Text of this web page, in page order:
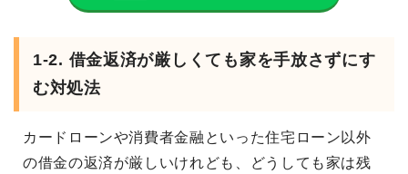
1-2. 借金返済が厳しくても家を手放さずにす
む対処法
カードローンや消費者金融といった住宅ローン以外
の借金の返済が厳しいけれども、どうしても家は残